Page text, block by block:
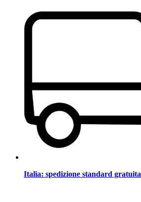
Italia: spedizione standard gratuita